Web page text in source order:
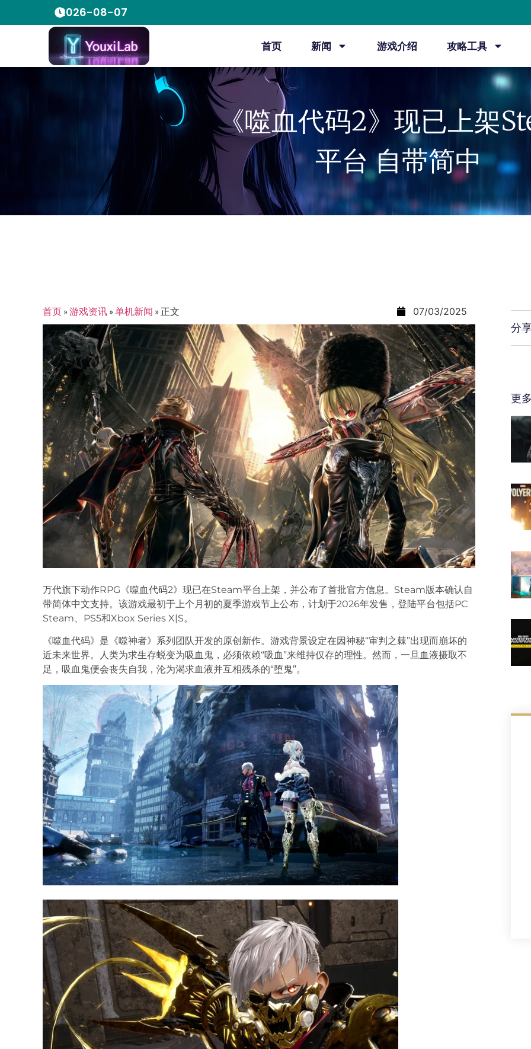
2026-08-07
首页 新闻 游戏介绍 攻略工具
《噬血代码2》现已上架
平台 自带简中
首页 »游戏资讯 »单机新闻 » 正文 07/03/2025
万代旗下动作RPG《噬血代码2》现已在Steam平台上架，并公布了首批官方信息。Steam版本确认自
带简体中文支持。该游戏最初于上个月初的夏季游戏节上公布，计划于2026年发售，登陆平台包括PC
Steam、PS5和Xbox Series X|S。
《噬血代码》是《噬神者》系列团队开发的原创新作。游戏背景设定在因神秘“审判之棘”出现而崩坏的
近未来世界。人类为求生存蜕变为吸血鬼，必须依赖“吸血”来维持仅存的理性。然而，一旦血液摄取不
足，吸血鬼便会丧失自我，沦为渴求血液并互相残杀的“堕鬼”。
分
更